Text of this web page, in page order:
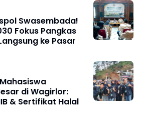
Swasembada!
Fokus Pangkas
ke Pasar
di Wagirlor:
& Sertifikat Halal